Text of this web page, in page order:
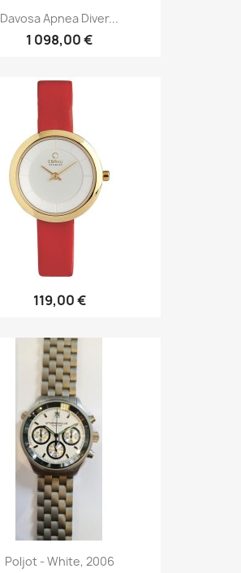
Davosa Apnea Diver...
1 098,00 €
119,00 €
Poljot - White, 2006